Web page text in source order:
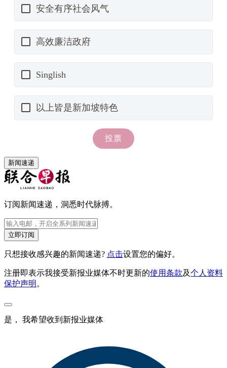
新闻速递
订阅新闻速递，洞悉时代脉搏。
立即订阅
只想接收感兴趣的新闻速递? 点击设置您的偏好。
注册即表示我接受新报业媒体不时更新的使用条款及个人资料
保护声明 。
是， 我希望收到新报业媒体